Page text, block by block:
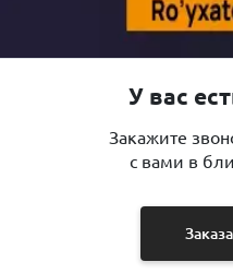
У вас
Закажите
с вами в